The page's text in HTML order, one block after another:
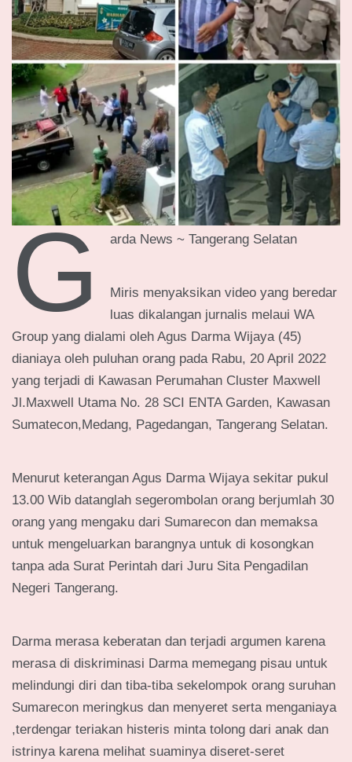
G arda News ~ Tangerang Selatan
Miris menyaksikan video yang beredar
luas dikalangan jurnalis melaui WA
Group yang dialami oleh Agus Darma Wijaya (45)
dianiaya oleh puluhan orang pada Rabu, 20 April 2022
yang terjadi di Kawasan Perumahan Cluster Maxwell
Jl.Maxwell Utama No. 28 SCI ENTA Garden, Kawasan
Sumatecon,Medang, Pagedangan, Tangerang Selatan.
Menurut keterangan Agus Darma Wijaya sekitar pukul
13.00 Wib datanglah segerombolan orang berjumlah 30
orang yang mengaku dari Sumarecon dan memaksa
untuk mengeluarkan barangnya untuk di kosongkan
tanpa ada Surat Perintah dari Juru Sita Pengadilan
Negeri Tangerang.
Darma merasa keberatan dan terjadi argumen karena
merasa di diskriminasi Darma memegang pisau untuk
melindungi diri dan tiba-tiba sekelompok orang suruhan
Sumarecon meringkus dan menyeret serta menganiaya
,terdengar teriakan histeris minta tolong dari anak dan
istrinya karena melihat suaminya diseret-seret